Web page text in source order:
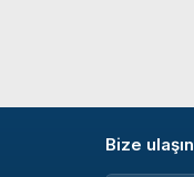
Bize ulaşın